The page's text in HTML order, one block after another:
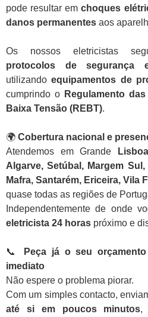
pode resultar emchoques
danos permanentes aos
Os nossos eletricistas
protocolos de segurança
utilizandoequipamentos de
cumprindo o Regulamento
Baixa Tensão (REBT).
🌍 Cobertura nacional e
Atendemos em Grande
Algarve, Setúbal, Margem
Mafra, Santarém, Ericeira, Vila
quase todas as regiões de
Independentemente de onde
eletricista 24 horas próximo e
📞
Peça já o seu
imediato
Não espere o problema piorar.
Com um simples contacto,
até si em poucos minutos,